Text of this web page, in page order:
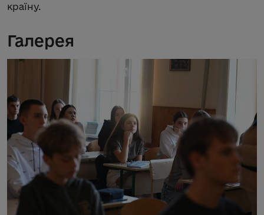
країну.
Галерея